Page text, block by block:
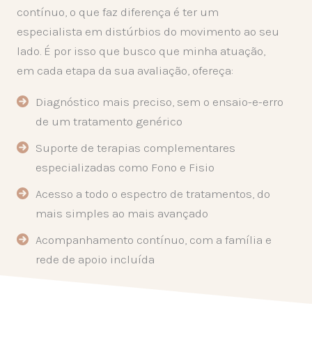
contínuo, o que faz diferença é ter um
especialista em distúrbios do movimento ao seu
lado. É por isso que busco que minha atuação,
em cada etapa da sua avaliação, ofereça:
Diagnóstico mais preciso, sem o ensaio-e-erro
de um tratamento genérico
Suporte de terapias complementares
especializadas como Fono e Fisio
Acesso a todo o espectro de tratamentos, do
mais simples ao mais avançado
Acompanhamento contínuo, com a família e
rede de apoio incluída